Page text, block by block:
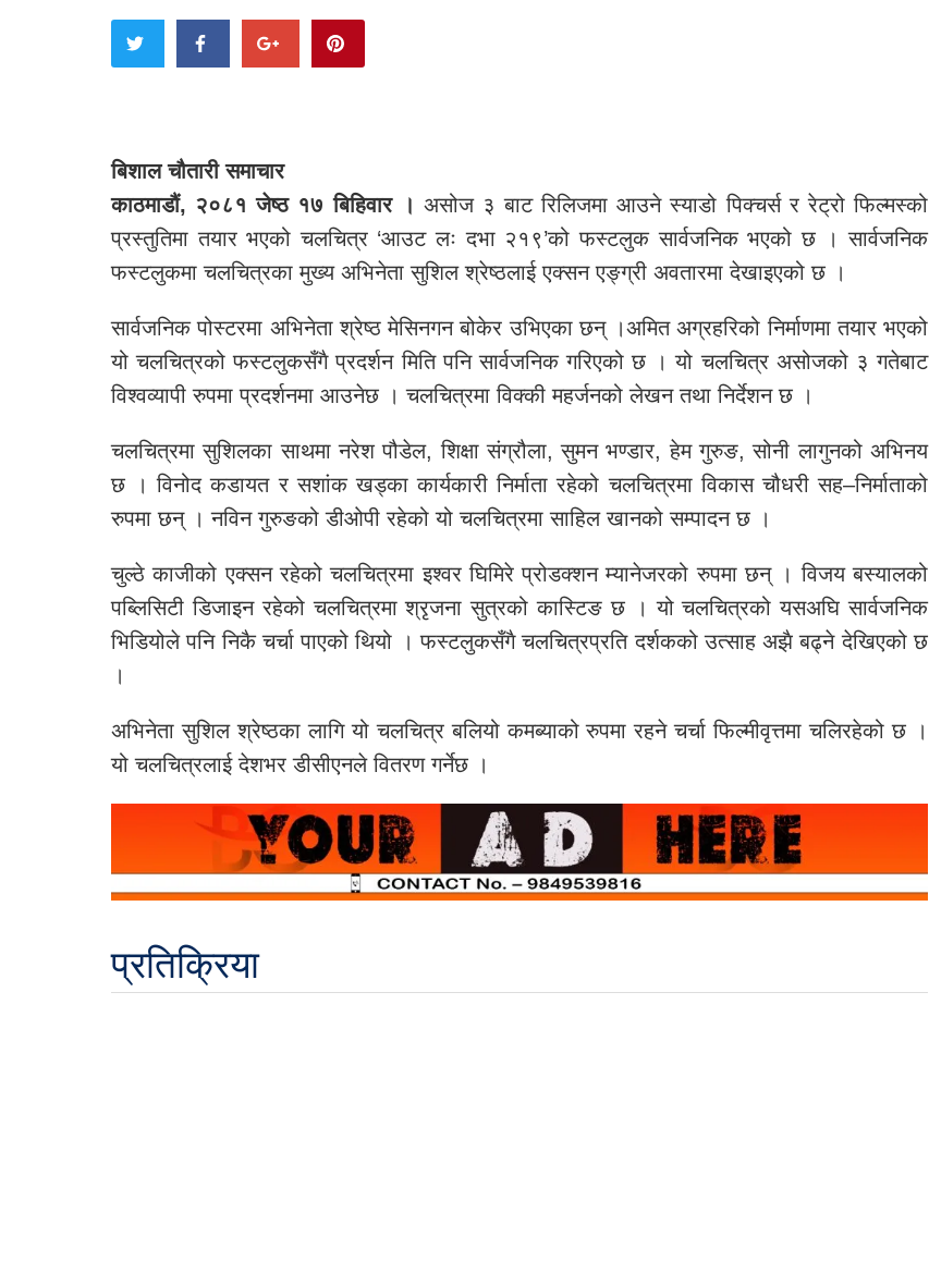
बिशाल चौतारी समाचार
काठमाडौं, २०८१ जेष्ठ १७ बिहिवार । असोज ३ बाट रिलिजमा आउने स्याडो पिक्चर्स र रेट्रो फिल्मस्को
प्रस्तुतिमा तयार भएको चलचित्र ‘आउट लः दभा २१९’को फस्टलुक सार्वजनिक भएको छ । सार्वजनिक
फस्टलुकमा चलचित्रका मुख्य अभिनेता सुशिल श्रेष्ठलाई एक्सन एङ्ग्री अवतारमा देखाइएको छ ।
सार्वजनिक पोस्टरमा अभिनेता श्रेष्ठ मेसिनगन बोकेर उभिएका छन् ।अमित अग्रहरिको निर्माणमा तयार भएको
यो चलचित्रको फस्टलुकसँगै प्रदर्शन मिति पनि सार्वजनिक गरिएको छ । यो चलचित्र असोजको ३ गतेबाट
विश्वव्यापी रुपमा प्रदर्शनमा आउनेछ । चलचित्रमा विक्की महर्जनको लेखन तथा निर्देशन छ ।
चलचित्रमा सुशिलका साथमा नरेश पौडेल, शिक्षा संग्रौला, सुमन भण्डार, हेम गुरुङ, सोनी लागुनको अभिनय
छ । विनोद कडायत र सशांक खड्का कार्यकारी निर्माता रहेको चलचित्रमा विकास चौधरी सह–निर्माताको
रुपमा छन् । नविन गुरुङको डीओपी रहेको यो चलचित्रमा साहिल खानको सम्पादन छ ।
चुल्ठे काजीको एक्सन रहेको चलचित्रमा इश्वर घिमिरे प्रोडक्शन म्यानेजरको रुपमा छन् । विजय बस्यालको
पब्लिसिटी डिजाइन रहेको चलचित्रमा श्रृजना सुत्रको कास्टिङ छ । यो चलचित्रको यसअघि सार्वजनिक
भिडियोले पनि निकै चर्चा पाएको थियो । फस्टलुकसँगै चलचित्रप्रति दर्शकको उत्साह अझै बढ्ने देखिएको छ
।
अभिनेता सुशिल श्रेष्ठका लागि यो चलचित्र बलियो कमब्याको रुपमा रहने चर्चा फिल्मीवृत्तमा चलिरहेको छ ।
यो चलचित्रलाई देशभर डीसीएनले वितरण गर्नेछ ।
प्रतिक्रिया